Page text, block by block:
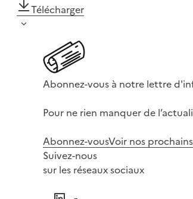
Télécharger
Abonnez-vous à notre lettre
Pour ne rien manquer de
Abonnez-vousVoir nos
Suivez-nous
sur les réseaux sociaux